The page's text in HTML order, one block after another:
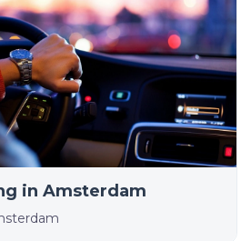
in Amsterdam